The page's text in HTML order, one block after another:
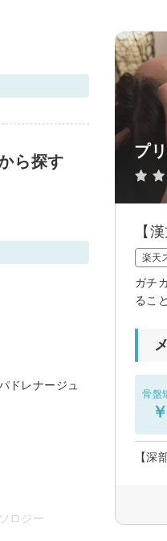
プ
【
楽天
ガチ
るこ
骨盤
【深
ら探す
ドレナージュ
ロジー